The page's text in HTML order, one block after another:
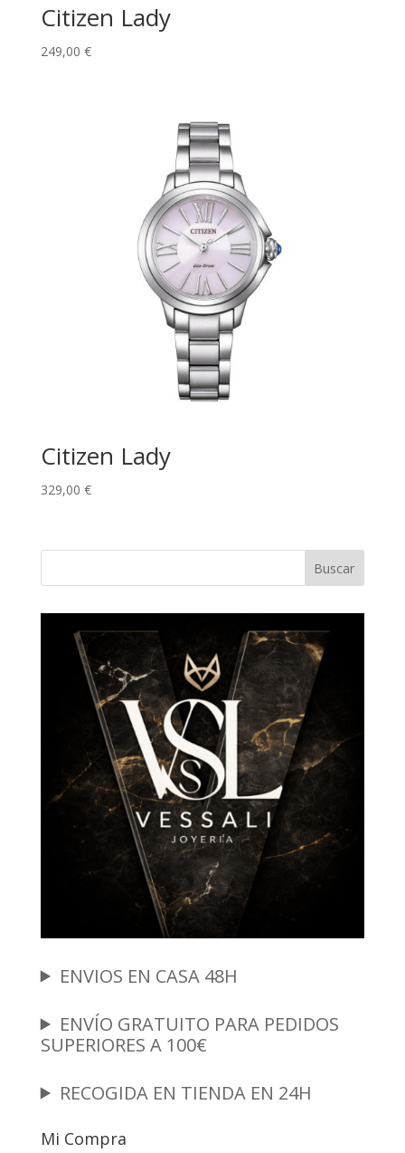
Citizen Lady
249,00 €
Citizen Lady
329,00 €
Buscar
ENVIOS EN CASA 48H
ENVÍO GRATUITO PARA PEDIDOS
SUPERIORES A 100€
RECOGIDA EN TIENDA EN 24H
Mi Compra